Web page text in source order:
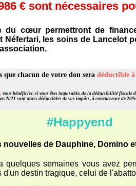
€ sont nécessaires
du cœur permettront de
Néfertari, les soins de Lancelot
que chacun de votre don sera déductible
vous bénéficiez, si vous êtes imposable, de la déductibilité fiscale
2021 sont alors déductibles de vos impôts, à concurrence de
#Happyend
nouvelles de Dauphine, Domino
quelques semaines vous avez
d'un destin tragique, celui de